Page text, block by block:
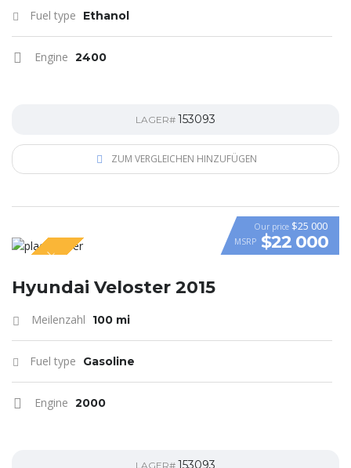
Fuel type Ethanol
Engine 2400
LAGER# 153093
ZUM VERGLEICHEN HINZUFÜGEN
VIDEO
SPECIAL
Our price $25 000
MSRP $22 000
Hyundai Veloster 2015
Meilenzahl 100 mi
Fuel type Gasoline
Engine 2000
LAGER# 153093